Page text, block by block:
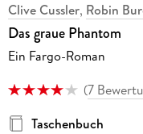
Clive Cussler, Robin
Das graue Phantom
Ein Fargo-Roman
(7
Taschenbuch